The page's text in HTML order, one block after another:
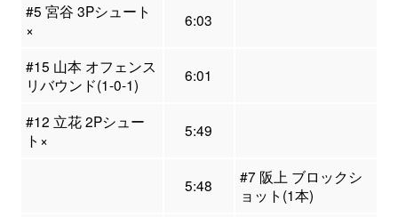
#5 宮谷 3Pシュート
×
6:03
#15 山本 オフェンス
リバウンド(1-0-1)
6:01
#12 立花 2Pシュー
ト×
5:49
5:48
#7 阪上 ブロックシ
ョット(1本)